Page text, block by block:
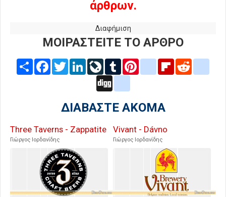
άρθρων.
Διαφήμιση
ΜΟΙΡΑΣΤΕΙΤΕ ΤΟ ΑΡΘΡΟ
Share FacebookTwitterLinkedInLiveJournal
Tumblr Pinterestblogger_post
Flipboard
ΔΙΑΒΑΣΤΕ ΑΚΟΜΑ
Three Taverns - Zappatite
Γιώργος Ιορδανίδης
Vivant - Dávno
Γιώργος Ιορδανίδης